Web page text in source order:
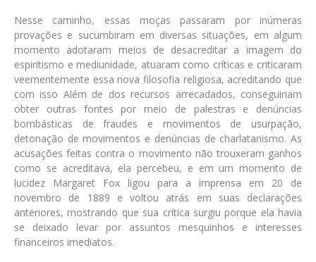
Nesse caminho, essas moças passaram por inúmeras
provações e sucumbiram em diversas situações, em algum
momento adotaram meios de desacreditar a imagem do
espiritismo e mediunidade, atuaram como críticas e criticaram
veementemente essa nova filosofia religiosa, acreditando que
com isso Além de dos recursos arrecadados, conseguiriam
obter outras fontes por meio de palestras e denúncias
bombásticas de fraudes e movimentos de usurpação,
detonação de movimentos e denúncias de charlatanismo. As
acusações feitas contra o movimento não trouxeram ganhos
como se acreditava, ela percebeu, e em um momento de
lucidez Margaret Fox ligou para a imprensa em 20 de
novembro de 1889 e voltou atrás em suas declarações
anteriores, mostrando que sua crítica surgiu porque ela havia
se deixado levar por assuntos mesquinhos e interesses
financeiros imediatos.